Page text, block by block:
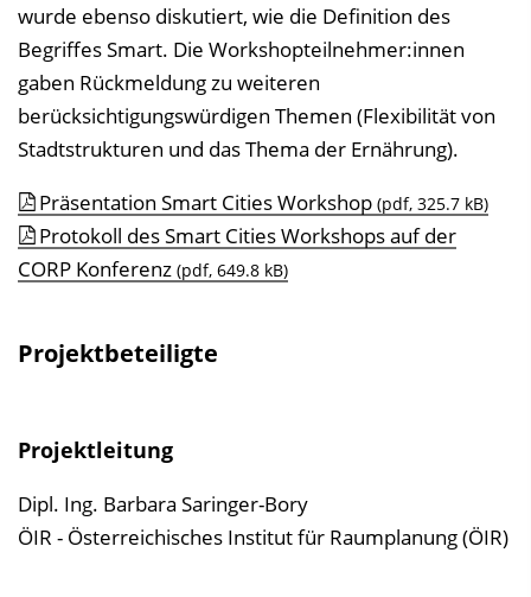
wurde ebenso diskutiert, wie die Definition des
Begriffes Smart. Die Workshopteilnehmer:innen
gaben Rückmeldung zu weiteren
berücksichtigungswürdigen Themen (Flexibilität von
Stadtstrukturen und das Thema der Ernährung).
Präsentation Smart Cities Workshop (pdf, 325.7 kB)
Protokoll des Smart Cities Workshops auf der
CORP Konferenz (pdf, 649.8 kB)
Projektbeteiligte
Projektleitung
Dipl. Ing. Barbara Saringer-Bory
ÖIR - Österreichisches Institut für Raumplanung (ÖIR)